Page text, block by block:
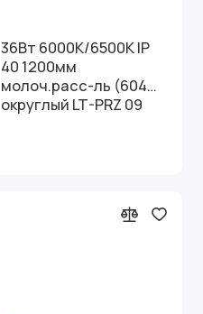
36Вт 6000К/6500К IP
40 1200мм
молоч.расс-ль (604)
округлый LT-PRZ 09